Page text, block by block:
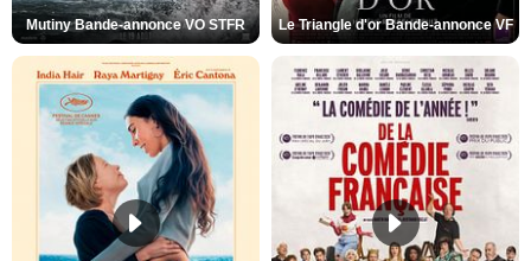
Mutiny Bande-annonce VO STFR Le Triangle d'or Bande-annonce VF